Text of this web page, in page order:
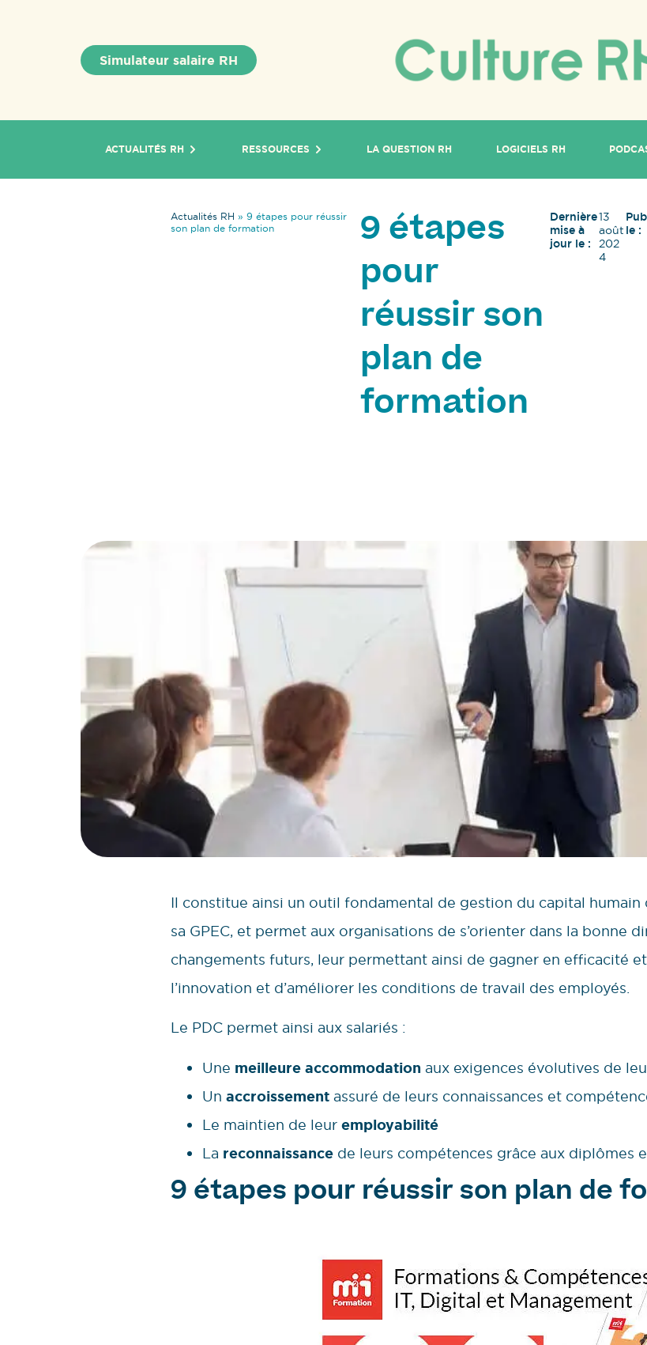
Simulateur salaire RH
ACTUALITÉS RH RESSOURCES LA QUESTION RH LOGICIELS RH
Actualités RH » 9 étapes pour réussir
son plan de formation
9 étapes
pour
réussir son
plan de
formation
Dernière
mise à
jour le :
13
août
202
4
le :
Il constitue ainsi un outil fondamental de gestion du capital humain
sa GPEC, et permet aux organisations de s’orienter dans la bonne
changements futurs, leur permettant ainsi de gagner en efficacité
l’innovation et d’améliorer les conditions de travail des employés.
Le PDC permet ainsi aux salariés :
Une meilleure accommodation aux exigences évolutives de
Un accroissement assuré de leurs connaissances et
Le maintien de leur employabilité
La reconnaissance de leurs compétences grâce aux diplômes
9 étapes pour réussir son plan de